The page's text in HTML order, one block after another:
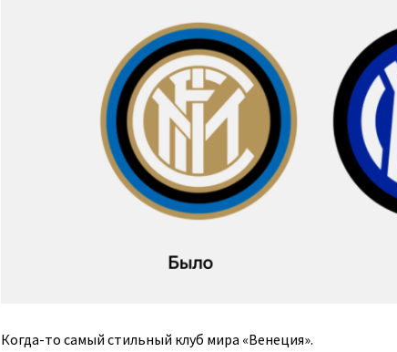
Когда-то самый стильный клуб мира «Венеция».